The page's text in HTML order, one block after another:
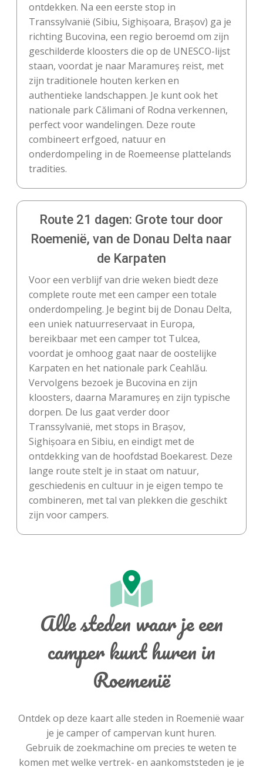
ontdekken. Na een eerste stop in
Transsylvanië (Sibiu, Sighișoara, Brașov) ga je
richting Bucovina, een regio beroemd om zijn
geschilderde kloosters die op de UNESCO-lijst
staan, voordat je naar Maramureș reist, met
zijn traditionele houten kerken en
authentieke landschappen. Je kunt ook het
nationale park Călimani of Rodna verkennen,
perfect voor wandelingen. Deze route
combineert erfgoed, natuur en
onderdompeling in de Roemeense plattelands
tradities.
Route 21 dagen: Grote tour door
Roemenië, van de Donau Delta naar
de Karpaten
Voor een verblijf van drie weken biedt deze
complete route met een camper een totale
onderdompeling. Je begint bij de Donau Delta,
een uniek natuurreservaat in Europa,
bereikbaar met een camper tot Tulcea,
voordat je omhoog gaat naar de oostelijke
Karpaten en het nationale park Ceahlău.
Vervolgens bezoek je Bucovina en zijn
kloosters, daarna Maramureș en zijn typische
dorpen. De lus gaat verder door
Transsylvanië, met stops in Brașov,
Sighișoara en Sibiu, en eindigt met de
ontdekking van de hoofdstad Boekarest. Deze
lange route stelt je in staat om natuur,
geschiedenis en cultuur in je eigen tempo te
combineren, met tal van plekken die geschikt
zijn voor campers.
Alle steden waar je een
camper kunt huren in
Roemenië
Ontdek op deze kaart alle steden in Roemenië waar
je je camper of campervan kunt huren.
Gebruik de zoekmachine om precies te weten te
komen met welke vertrek- en aankomststeden je je